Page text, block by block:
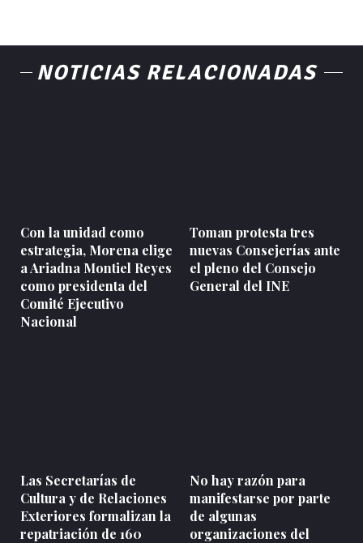
NOTICIAS RELACIONADAS
Con la unidad como
estrategia, Morena elige
a Ariadna Montiel Reyes
como presidenta del
Comité Ejecutivo
Nacional
Toman protesta tres
nuevas Consejerías ante
el pleno del Consejo
General del INE
Las Secretarías de
Cultura y de Relaciones
Exteriores formalizan la
repatriación de 160
No hay razón para
manifestarse por parte
de algunas
organizaciones del